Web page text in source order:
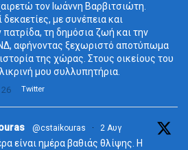
τον Ιωάννη Βαρβιτσιώτη.
με συνέπεια και
τη δημόσια ζωή και την
αφήνοντας ξεχωριστό αποτύπωμα
της χώρας. Στους οικείους του
μου συλλυπητήρια.
26 Twitter
@cstaikouras · 2 Αυγ
είναι ημέρα βαθιάς θλίψης. Η